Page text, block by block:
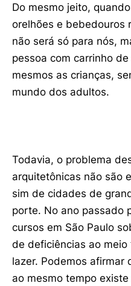
Do mesmo jeito,
orelhões e bebedouros
não será só para nós,
pessoa com carrinho
mesmos as crianças,
mundo dos adultos.
Todavia, o problema
arquitetônicas não são
sim de cidades de
porte. No ano passado
cursos em São Paulo
de deficiências ao
lazer. Podemos afirmar
ao mesmo tempo